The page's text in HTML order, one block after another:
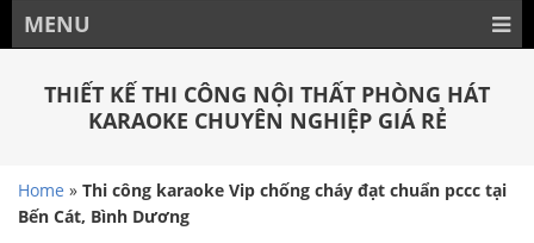
MENU
THIẾT KẾ THI CÔNG NỘI THẤT PHÒNG HÁT
KARAOKE CHUYÊN NGHIỆP GIÁ RẺ
Home » Thi công karaoke Vip chống cháy đạt chuẩn pccc tại
Bến Cát, Bình Dương